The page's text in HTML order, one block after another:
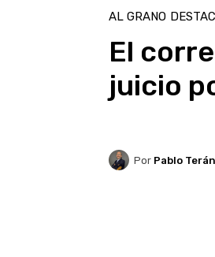
AL GRANO
El
juicio
Por Pablo Terán